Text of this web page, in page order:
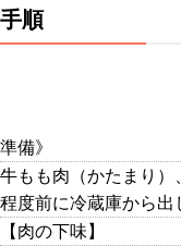
手順
準備》
牛もも肉（かたまり
程度前に冷蔵庫から出
【肉の下味】